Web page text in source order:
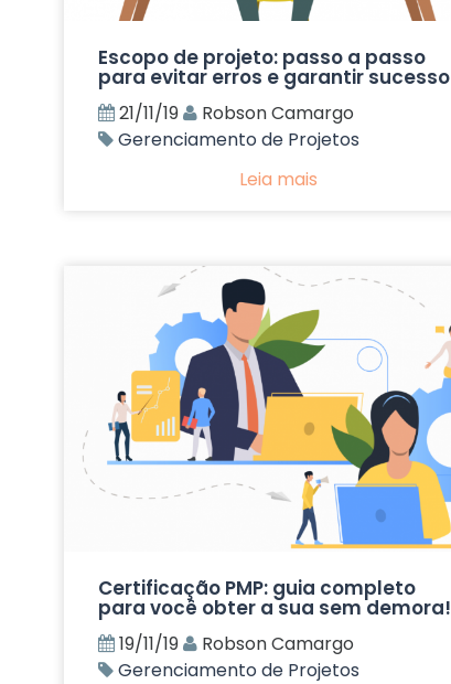
Escopo de projeto: passo a passo
para evitar erros e garantir sucesso
21/11/19
Robson Camargo
Gerenciamento de Projetos
Leia mais
Certificação PMP: guia completo
para você obter a sua sem demora!
19/11/19
Robson Camargo
Gerenciamento de Projetos